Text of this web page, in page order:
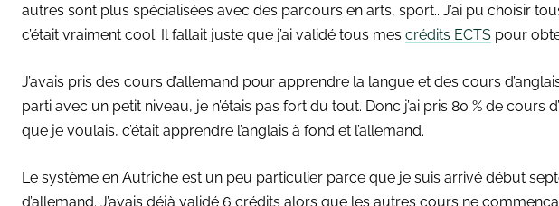
autres sont plus spécialisées avec des parcours en arts, sport.. J’ai pu choisir
c’était vraiment cool. Il fallait juste que j’ai validé tous mes crédits ECTS pour
J’avais pris des cours d’allemand pour apprendre la langue et des cours
parti avec un petit niveau, je n’étais pas fort du tout. Donc j’ai pris 80 % de cours
que je voulais, c’était apprendre l’anglais à fond et l’allemand.
Le système en Autriche est un peu particulier parce que je suis arrivé début
d’allemand. J’avais déjà validé 6 crédits alors que les autres cours ne